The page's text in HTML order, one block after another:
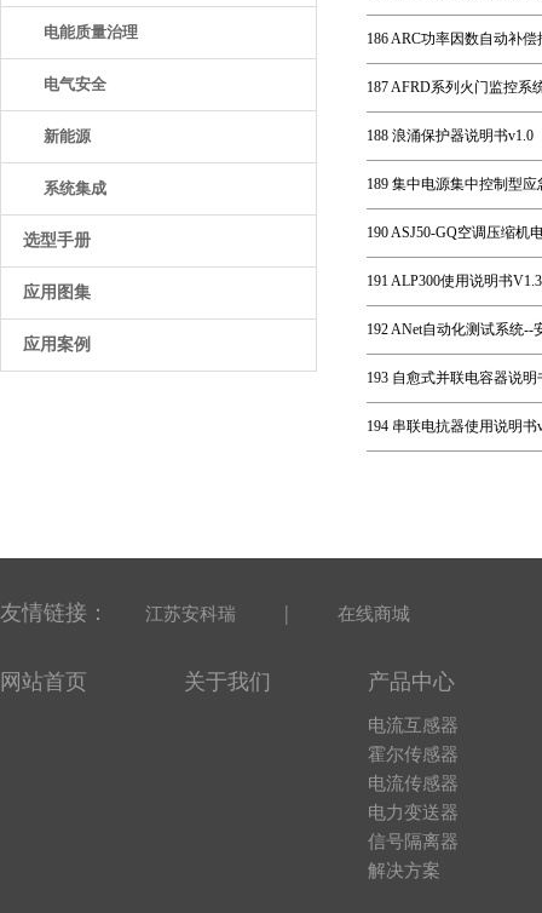
电能质量治理
电气安全
新能源
系统集成
选型手册
应用图集
应用案例
186 ARC功率因数自动补
187 AFRD系列火门监控系
188 浪涌保护器说明书v1.0
189 集中电源集中控制型
190 ASJ50-GQ空调压缩机
191 ALP300使用说明书V1.3
192 ANet自动化测试系统--
193 自愈式并联电容器说明
194 串联电抗器使用说明书
友情链接： 江苏安科瑞 | 在线商城
网站首页 关于我们 产品中心
电流互感器
霍尔传感器
电流传感器
电力变送器
信号隔离器
解决方案